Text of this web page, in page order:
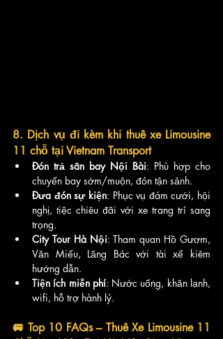
8. Dịch vụ đi kèm khi thuê xe Limousine
11 chỗ tại Vietnam Transport
Đón trả sân bay Nội Bài: Phù hợp cho
chuyến bay sớm/muộn, đón tận sảnh.
Đưa đón sự kiện: Phục vụ đám cưới, hội
nghị, tiệc chiêu đãi với xe trang trí sang
trọng.
City Tour Hà Nội: Tham quan Hồ Gươm,
Văn Miếu, Lăng Bác với tài xế kiêm
hướng dẫn.
Tiện ích miễn phí: Nước uống, khăn lạnh,
wifi, hỗ trợ hành lý.
🚐 Top 10 FAQs – Thuê Xe Limousine 11